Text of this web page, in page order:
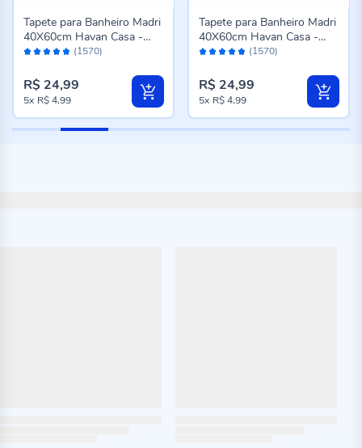
Avaliação: (1570)
Tapete para Banheiro Madri
40X60cm Havan Casa -
Bege Novo
R$ 24,99
5x R$ 4,99
Avaliação: (1570)
Tapete para Banheiro Madri
40X60cm Havan Casa -
Taupe
R$ 24,99
5x R$ 4,99